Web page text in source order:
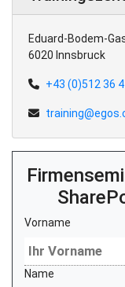
Eduard-Bodem-
6020 Innsbruck
+43 (0)512 36
Vorname
Name